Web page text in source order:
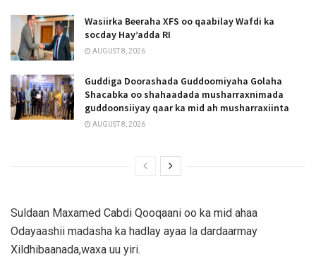
Wasiirka Beeraha XFS oo qaabilay Wafdi ka
socday Hay’adda RI
AUGUST 8, 2026
Guddiga Doorashada Guddoomiyaha Golaha
Shacabka oo shahaadada musharraxnimada
guddoonsiiyay qaar ka mid ah musharraxiinta
AUGUST 8, 2026
Suldaan Maxamed Cabdi Qooqaani oo ka mid ahaa
Odayaashii madasha ka hadlay ayaa la dardaarmay
Xildhibaanada,waxa uu yiri.